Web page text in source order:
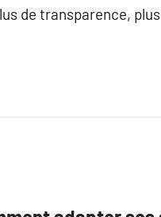
de transparence,